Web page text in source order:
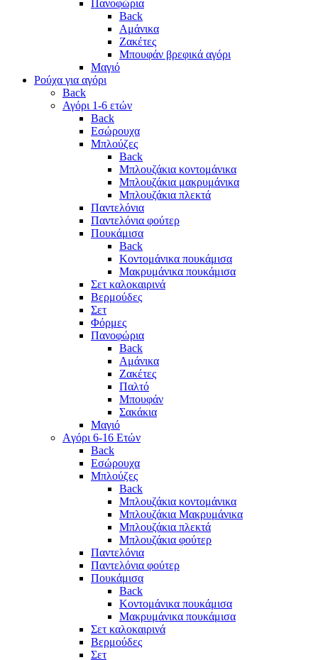
Πανοφώρια
Back
Αμάνικα
Ζακέτες
Μπουφάν βρεφικά αγόρι
Μαγιό
Ρούχα για αγόρι
Back
Αγόρι 1-6 ετών
Back
Εσώρουχα
Μπλούζες
Back
Μπλουζάκια κοντομάνικα
Μπλουζάκια μακρυμάνικα
Μπλουζάκια πλεκτά
Παντελόνια
Παντελόνια φούτερ
Πουκάμισα
Back
Κοντομάνικα πουκάμισα
Μακρυμάνικα πουκάμισα
Σετ καλοκαιρινά
Βερμούδες
Σετ
Φόρμες
Πανοφώρια
Back
Αμάνικα
Ζακέτες
Παλτό
Μπουφάν
Σακάκια
Μαγιό
Aγόρι 6-16 Ετών
Back
Eσώρουχα
Μπλούζες
Back
Μπλουζάκια κοντομάνικα
Μπλουζάκια Μακρυμάνικα
Μπλουζάκια πλεκτά
Μπλουζάκια φούτερ
Παντελόνια
Παντελόνια φούτερ
Πουκάμισα
Back
Κοντομάνικα πουκάμισα
Μακρυμάνικα πουκάμισα
Σετ καλοκαιρινά
Βερμούδες
Σετ